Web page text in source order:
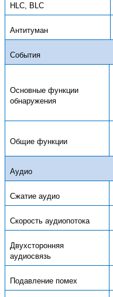
HLC, BLC
Антитуман
События
Основные функции
обнаружения
Общие функции
Аудио
Сжатие аудио
Скорость аудиопотока
Двухсторонняя
аудиосвязь
Подавление помех